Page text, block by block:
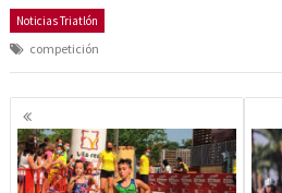
Noticias Triatlón
competición
Navegación
de
entradas